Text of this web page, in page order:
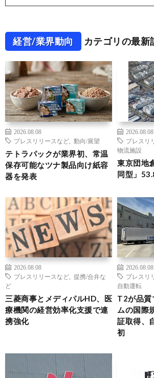
経営/業界動向 カテゴリの最新
2026.08.08
プレスリリースなど
動向/展望
テトラパックが業界初、常温
保存可能なツナ製品向け紙容
器を発表
2026.08.08
プレスリ
物流施設
東京団地
同型」
2026.08.08
プレスリリースなど
提携/合弁な
ど
三菱商事とメディパルHD、医
療機関の経営効率化支援で連
携強化
2026.08.08
プレスリ
自動運転
T2が品質
ムの国際
証取得、
初